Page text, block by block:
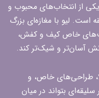
یکی از انتخاب‌های محبوب و
است. لیو با مغازه‌ای بزرگ
ست‌های خاص کیف و کفش،
آسان‌تر و شیک‌تر کند.
طراحی‌های خاص، و
بتواند در میان